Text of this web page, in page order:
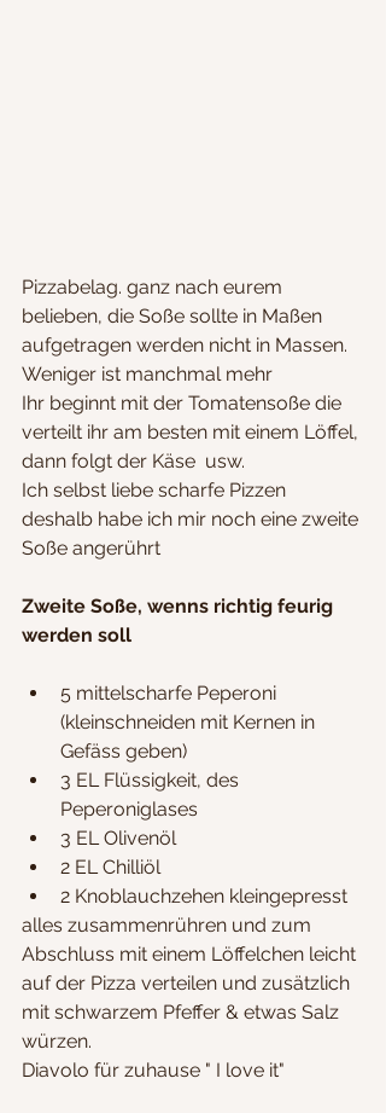
Pizzabelag. ganz nach eurem
belieben, die Soße sollte in Maßen
aufgetragen werden nicht in Massen.
Weniger ist manchmal mehr
Ihr beginnt mit der Tomatensoße die
verteilt ihr am besten mit einem Löffel,
dann folgt der Käse  usw.
Ich selbst liebe scharfe Pizzen
deshalb habe ich mir noch eine zweite
Soße angerührt
Zweite Soße, wenns richtig feurig
werden soll
5 mittelscharfe Peperoni
(kleinschneiden mit Kernen in
Gefäss geben)
3 EL Flüssigkeit, des
Peperoniglases
3 EL Olivenöl
2 EL Chilliöl
2 Knoblauchzehen kleingepresst
alles zusammenrühren und zum
Abschluss mit einem Löffelchen leicht
auf der Pizza verteilen und zusätzlich
mit schwarzem Pfeffer & etwas Salz
würzen.
Diavolo für zuhause " I love it"